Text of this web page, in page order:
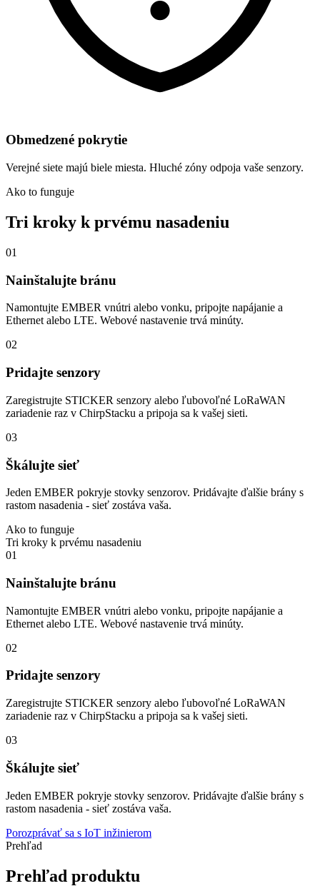
Obmedzené pokrytie
Verejné siete majú biele miesta. Hluché zóny odpoja vaše senzory.
Ako to funguje
Tri kroky k prvému nasadeniu
01
Nainštalujte bránu
Namontujte EMBER vnútri alebo vonku, pripojte napájanie a
Ethernet alebo LTE. Webové nastavenie trvá minúty.
02
Pridajte senzory
Zaregistrujte STICKER senzory alebo ľubovoľné LoRaWAN
zariadenie raz v ChirpStacku a pripoja sa k vašej sieti.
03
Škálujte sieť
Jeden EMBER pokryje stovky senzorov. Pridávajte ďalšie brány s
rastom nasadenia - sieť zostáva vaša.
Ako to funguje
Tri kroky k prvému nasadeniu
01
Nainštalujte bránu
Namontujte EMBER vnútri alebo vonku, pripojte napájanie a
Ethernet alebo LTE. Webové nastavenie trvá minúty.
02
Pridajte senzory
Zaregistrujte STICKER senzory alebo ľubovoľné LoRaWAN
zariadenie raz v ChirpStacku a pripoja sa k vašej sieti.
03
Škálujte sieť
Jeden EMBER pokryje stovky senzorov. Pridávajte ďalšie brány s
rastom nasadenia - sieť zostáva vaša.
Porozprávať sa s IoT inžinierom
Prehľad
Prehľad produktu